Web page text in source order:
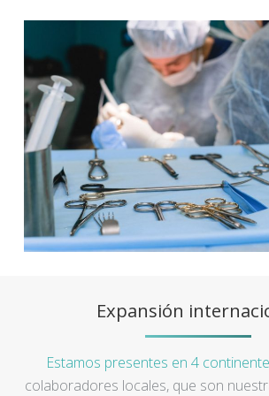
Expansión
Estamos presentes en 4
colaboradores locales, que son